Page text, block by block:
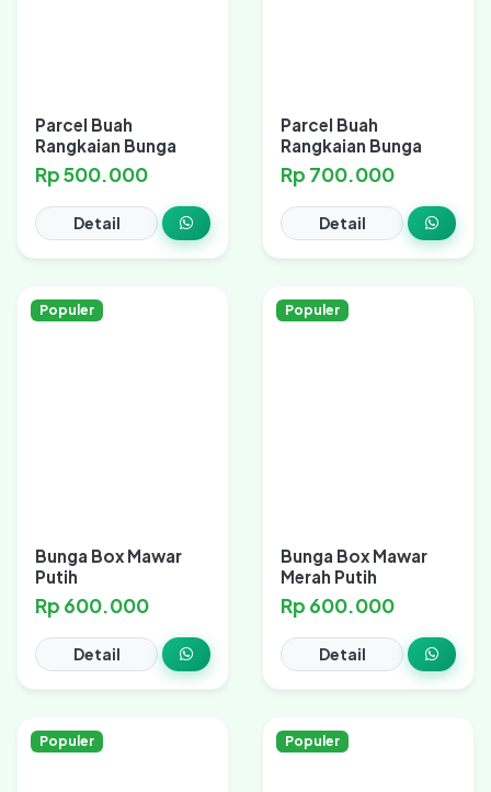
Parcel Buah
Rangkaian Bunga
Rp 500.000
Detail
Parcel Buah
Rangkaian Bunga
Rp 700.000
Detail
Populer
Bunga Box Mawar
Putih
Rp 600.000
Detail
Populer
Bunga Box Mawar
Merah Putih
Rp 600.000
Detail
Populer Populer